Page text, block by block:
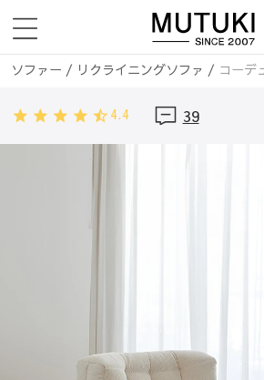
ソファー / リクライニングソファ / コーデ
ソファー/1人掛け/
コーデュロイソフ
ソファー/2人掛け/
4人掛け
コーデュロイソフ
コーデュロイソ
1人掛け/コーデュロイソファ
4.4 39